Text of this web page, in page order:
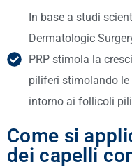
In base a studi
Dermatologic
PRP stimola la
piliferi stimolando
intorno ai follicoli
Come si
dei capelli